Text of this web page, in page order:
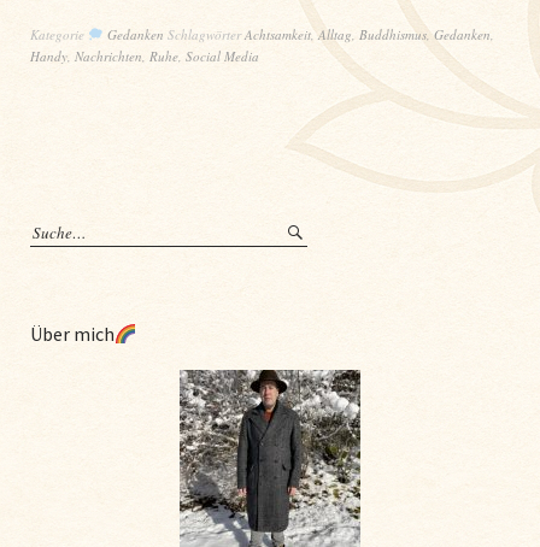
Kategorie Gedanken SchlagwörterAchtsamkeit,Alltag Buddhismus,Gedanken
Handy Nachrichten Ruhe Social Media
Über mich